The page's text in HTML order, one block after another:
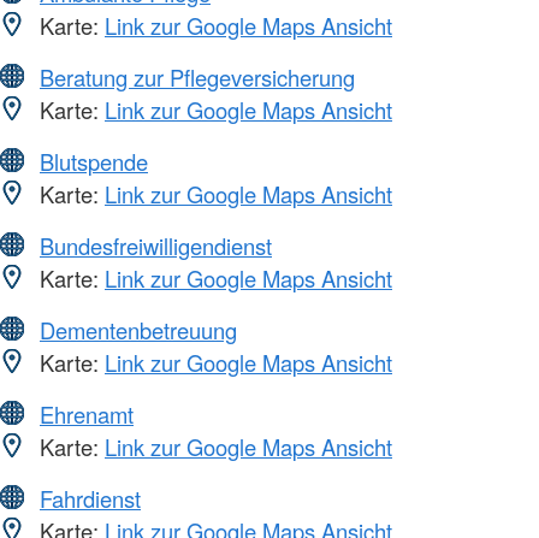
Karte: Link zur Google Maps Ansicht
Beratung zur Pflegeversicherung
Karte: Link zur Google Maps Ansicht
Blutspende
Karte: Link zur Google Maps Ansicht
Bundesfreiwilligendienst
Karte: Link zur Google Maps Ansicht
Dementenbetreuung
Karte: Link zur Google Maps Ansicht
Ehrenamt
Karte: Link zur Google Maps Ansicht
Fahrdienst
Karte: Link zur Google Maps Ansicht